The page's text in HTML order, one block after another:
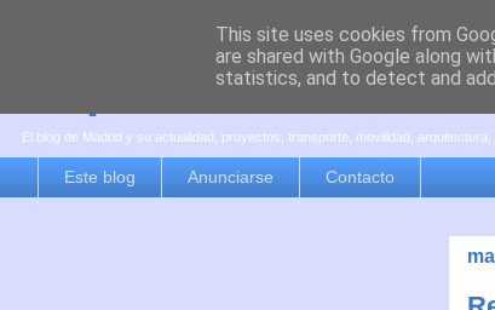
es por madrid
El blog de Madrid y su actualidad, proyectos, transporte, movilidad,
Este blog Anunciarse Contacto
This site uses cookies from
are shared with Google along
statistics, and to detect and